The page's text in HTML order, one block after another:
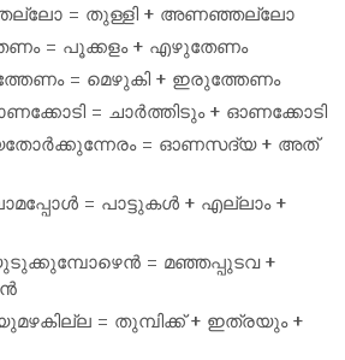
= തുള്ളി + അണഞ്ഞല്ലോ
= പൂക്കളം + എഴുതേണം
= മെഴുകി + ഇരുത്തേണം
= ചാർത്തിടും + ഓണക്കോടി
= ഓണസദ്യ + അത്
= പാട്ടുകൾ + എല്ലാം +
= മഞ്ഞപ്പുടവ +
= തുമ്പിക്ക് + ഇത്രയും +